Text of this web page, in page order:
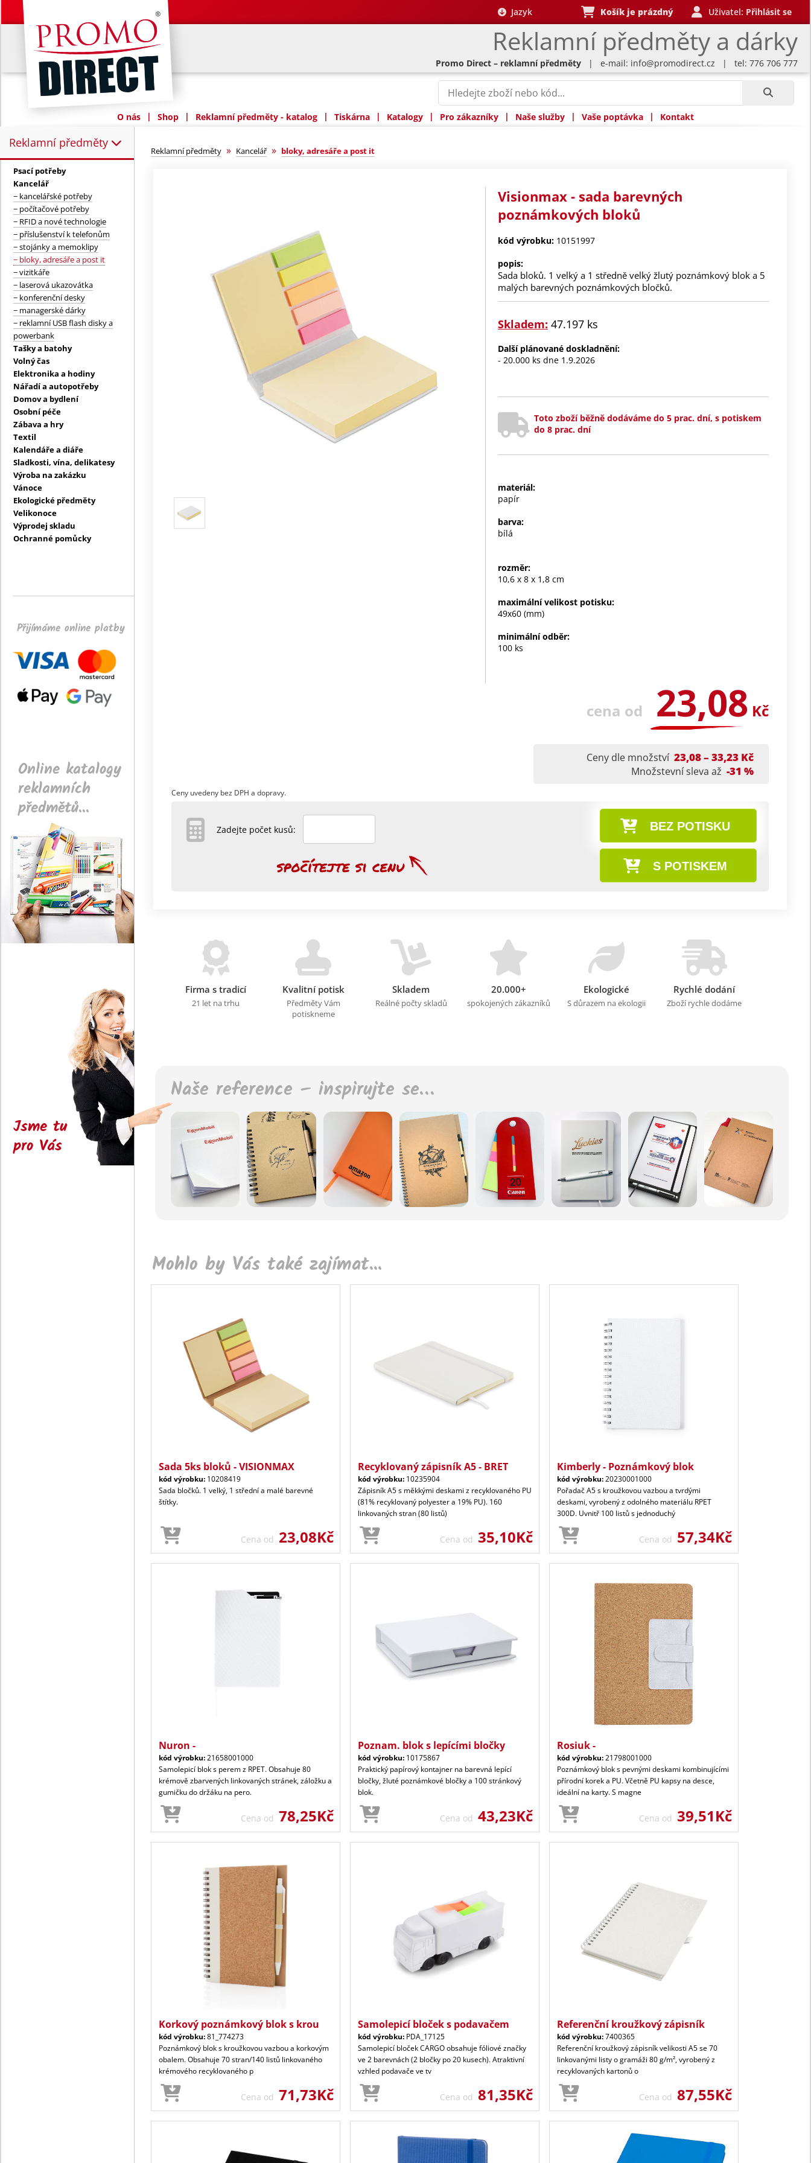
Reklamní předměty a dárky
Jazyk Košík je prázdný Uživatel: Přihlásit se
Promo Direct – reklamní předměty | e-mail: info@promodirect.cz | tel: 776 706 777
O nás | Shop | Reklamní předměty - katalog | Tiskárna | Katalogy | Pro zákazníky | Naše služby | Vaše poptávka | Kontakt
Reklamní předměty
Reklamní předměty:
Psací potřeby
Kancelář
− kancelářské potřeby
− počítačové potřeby
− RFID a nové technologie
− příslušenství k telefonům
− stojánky a memoklipy
− bloky, adresáře a post it
− vizitkáře
− laserová ukazovátka
− konferenční desky
− managerské dárky
− reklamní USB flash disky a
powerbank
Tašky a batohy
Volný čas
Elektronika a hodiny
Nářadí a autopotřeby
Domov a bydlení
Osobní péče
Zábava a hry
Textil
Kalendáře a diáře
Sladkosti, vína, delikatesy
Výroba na zakázku
Vánoce
Ekologické předměty
Velikonoce
Výprodej skladu
Ochranné pomůcky
Přijímáme online platby
Online katalogy
reklamních
předmětů...
Jsme tu
pro Vás
Reklamní předměty » Kancelář » bloky, adresáře a post it
Visionmax - sada barevných
poznámkových bloků
kód výrobku: 10151997
popis:
Sada bloků. 1 velký a 1 středně velký žlutý poznámkový blok a 5
malých barevných poznámkových bločků.
Skladem: 47.197 ks
Další plánované doskladnění:
- 20.000 ks dne 1.9.2026
Toto zboží běžně dodáváme do 5 prac. dní, s potiskem
do 8 prac. dní
materiál:
papír
barva:
bílá
rozměr:
10,6 x 8 x 1,8 cm
maximální velikost potisku:
49x60 (mm)
minimální odběr:
100 ks
cena od 23,08 Kč
Ceny dle množství 23,08 – 33,23 Kč
Množstevní sleva až -31 %
Ceny uvedeny bez DPH a dopravy.
BEZ POTISKU
S POTISKEM
Zadejte počet kusů:
Firma s tradicí
21 let na trhu
Kvalitní potisk
Předměty Vám
potiskneme
Skladem
Reálné počty skladů
20.000+
spokojených zákazníků
Ekologické
S důrazem na ekologii
Rychlé dodání
Zboží rychle dodáme
Naše reference – inspirujte se…
Mohlo by Vás také zajímat...
Sada 5ks bloků - VISIONMAX
kód výrobku: 10208419
Sada bločků. 1 velký, 1 střední a malé barevné
štítky.
Cena od 23,08Kč
Recyklovaný zápisník A5 - BRET
kód výrobku: 10235904
Zápisník A5 s měkkými deskami z recyklovaného PU
(81% recyklovaný polyester a 19% PU). 160
linkovaných stran (80 listů)
Cena od 35,10Kč
Kimberly - Poznámkový blok
kód výrobku:20230001000
Pořadač A5 s kroužkovou vazbou a tvrdými
deskami, vyrobený z odolného materiálu RPET
300D. Uvnitř 100 listů s jednoduchý
Cena od 57,34Kč
Nuron -
kód výrobku:21658001000
Samolepicí blok s perem z RPET. Obsahuje 80
krémově zbarvených linkovaných stránek, záložku a
gumičku do držáku na pero.
Cena od 78,25Kč
Poznam. blok s lepícími bločky
kód výrobku: 10175867
Praktický papírový kontajner na barevná lepící
bločky, žluté poznámkové bločky a 100 stránkový
blok.
Cena od 43,23Kč
Rosiuk -
kód výrobku:21798001000
Poznámkový blok s pevnými deskami kombinujícími
přírodní korek a PU. Včetně PU kapsy na desce,
ideální na karty. S magne
Cena od 39,51Kč
Korkový poznámkový blok s krou
kód výrobku:81_774273
Poznámkový blok s kroužkovou vazbou a korkovým
obalem. Obsahuje 70 stran/140 listů linkovaného
krémového recyklovaného p
Cena od 71,73Kč
Samolepicí bloček s podavačem
kód výrobku: PDA_17125
Samolepicí bloček CARGO obsahuje fóliové značky
ve 2 barevnách (2 bločky po 20 kusech). Atraktivní
vzhled podavače ve tv
Cena od 81,35Kč
Referenční kroužkový zápisník
kód výrobku:7400365
Referenční kroužkový zápisník velikosti A5 se 70
linkovanými listy o gramáži 80 g/m², vyrobený z
recyklovaných kartonů o
Cena od 87,55Kč